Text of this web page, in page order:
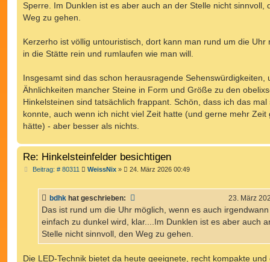
Sperre. Im Dunklen ist es aber auch an der Stelle nicht sinnvoll,
Weg zu gehen.
Kerzerho ist völlig untouristisch, dort kann man rund um die Uhr
in die Stätte rein und rumlaufen wie man will.
Insgesamt sind das schon herausragende Sehenswürdigkeiten,
Ähnlichkeiten mancher Steine in Form und Größe zu den
Hinkelsteinen sind tatsächlich frappant. Schön, dass ich das mal
konnte, auch wenn ich nicht viel Zeit hatte (und gerne mehr Zeit
hätte) - aber besser als nichts.
Re: Hinkelsteinfelder besichtigen
Beitrag: # 80311 B
r
a
WeissNix» 24. März 2026 00:49
bdhk hat geschrieben: 23. März
Das ist rund um die Uhr möglich, wenn es auch irgendwann
einfach zu dunkel wird, klar....Im Dunklen ist es aber auch
Stelle nicht sinnvoll, den Weg zu gehen.
Die LED-Technik bietet da heute geeignete, recht kompakte und